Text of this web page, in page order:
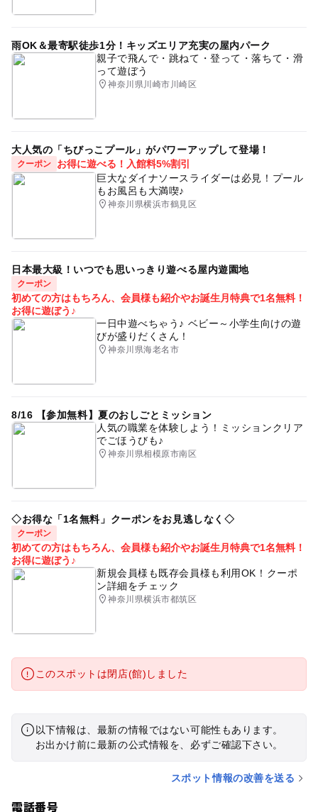
雨OK＆最寄駅徒歩1分！キッズエリア充実の屋内パーク
親子で飛んで・跳ねて・登って・落ちて・滑
って遊ぼう
神奈川県川崎市川崎区
大人気の「ちびっこプール」がパワーアップして登場！
クーポン
お得に遊べる！入館料5%割引
巨大なダイナソースライダーは必見！プール
もお風呂も大満喫♪
神奈川県横浜市鶴見区
日本最大級！いつでも思いっきり遊べる屋内遊園地
クーポン
初めての方はもちろん、会員様も紹介やお誕生月特典で1名無料！
お得に遊ぼう♪
一日中遊べちゃう♪ ベビー～小学生向けの遊
びが盛りだくさん！
神奈川県海老名市
8/16 【参加無料】夏のおしごとミッション
人気の職業を体験しよう！ミッションクリア
でごほうびも♪
神奈川県相模原市南区
◇お得な「1名無料」クーポンをお見逃しなく◇
クーポン
初めての方はもちろん、会員様も紹介やお誕生月特典で1名無料！
お得に遊ぼう♪
新規会員様も既存会員様も利用OK！クーポ
ン詳細をチェック
神奈川県横浜市都筑区
このスポットは閉店(館)しました
以下情報は、最新の情報ではない可能性もあります。
お出かけ前に最新の公式情報を、必ずご確認下さい。
スポット情報の改善を送る
電話番号